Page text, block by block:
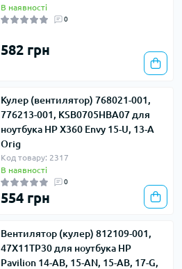
В наявності
0
582 грн
Кулер (вентилятор) 768021-001,
776213-001, KSB0705HBA07 для
ноутбука HP X360 Envy 15-U, 13-A
Orig
Код товару: 2317
В наявності
0
554 грн
Вентилятор (кулер) 812109-001,
47X11TP30 для ноутбука HP
Pavilion 14-AB, 15-AN, 15-AB, 17-G,